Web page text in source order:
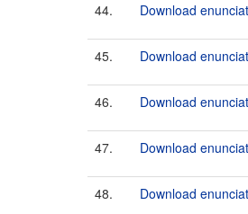
44. Download
45. Download
46. Download
47. Download
48. Download